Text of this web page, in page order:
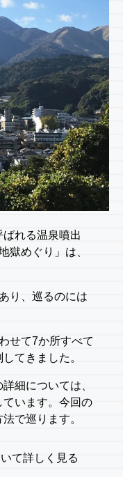
れる温泉噴出
獄めぐり」は、
り、巡るのには
せて7か所すべて
てきました。
細については、
ています。今回の
で巡ります。
て詳しく見る